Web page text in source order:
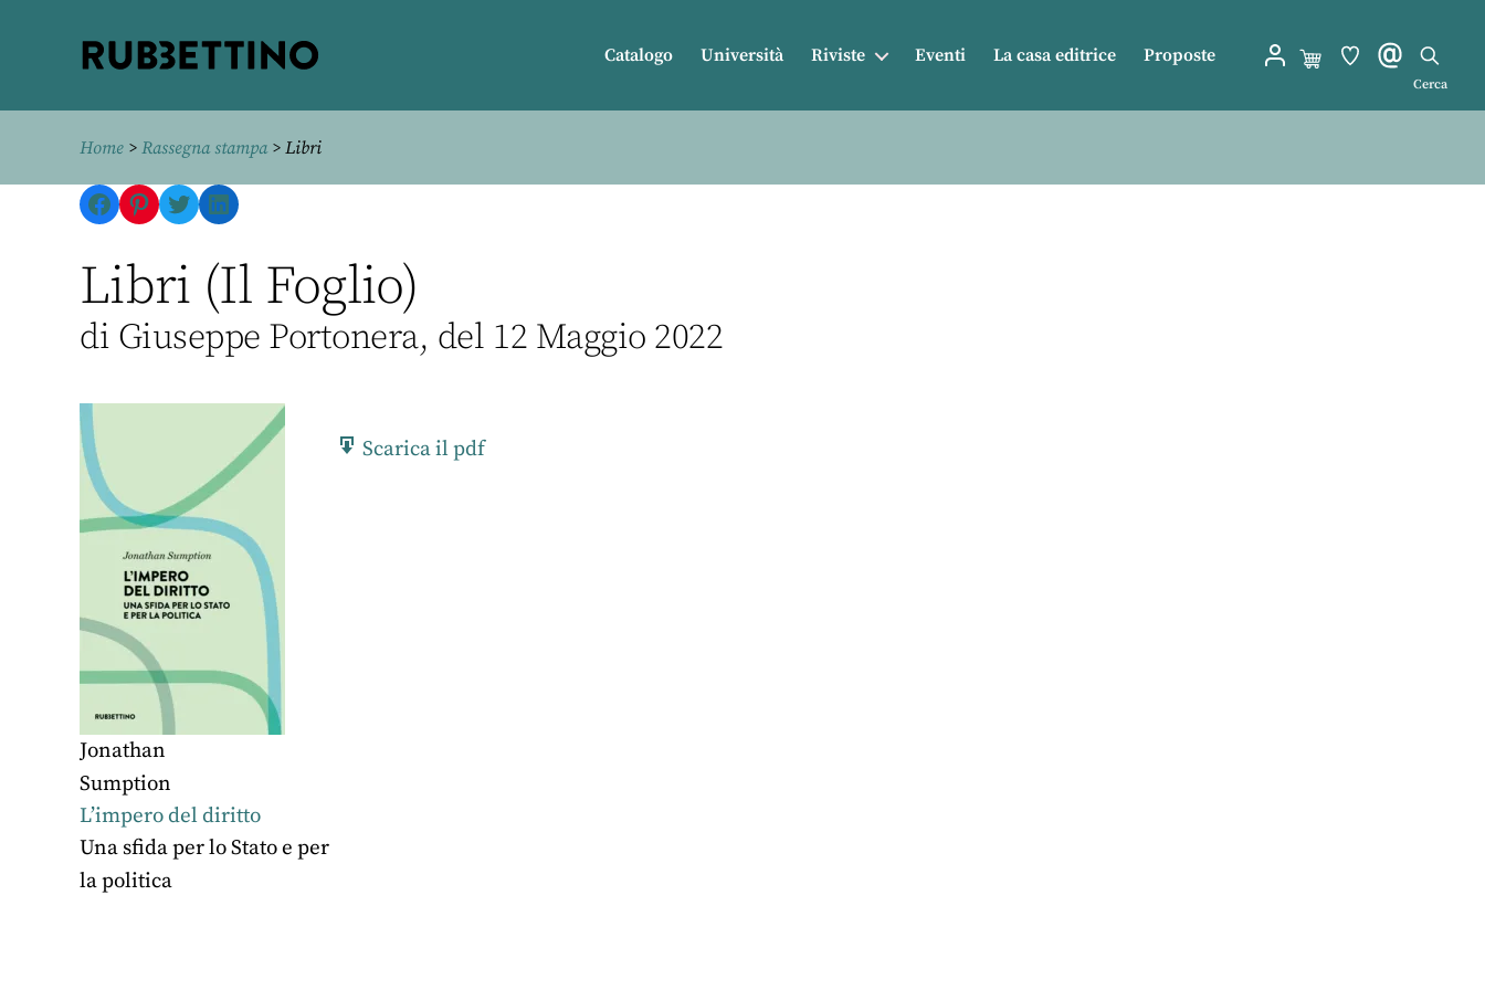
Catalogo Università Riviste Eventi La casa editrice Proposte
Cerca
Home > Rassegna stampa> Libri
Facebook
Pinterest
TwitterLinkedIn
Libri (Il Foglio)
di Giuseppe Portonera, del 12 Maggio 2022
Jonathan
Sumption
L’impero del diritto
Una sfida per lo Stato e per
la politica
Scarica il pdf